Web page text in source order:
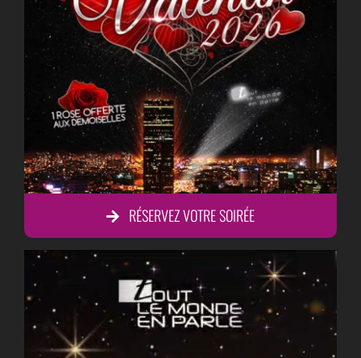
CONTACT
RESERVER UNE TABLE
RÉSERVEZ VOTRE SOIRÉE